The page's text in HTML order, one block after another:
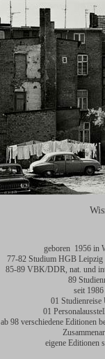
geboren 1956 in
77-82 Studium HGB
85-89 VBK/DDR, nat. und
89
seit
01
01
ab 98 verschiedene
eigene Editionen